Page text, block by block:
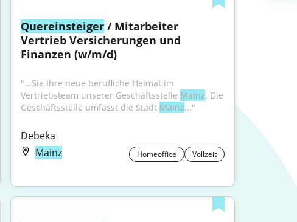
Quereinsteiger / Mitarbeiter
Vertrieb Versicherungen und
Finanzen (w/m/d)
"...Sie Ihre neue berufliche Heimat im
Vertriebsteam unserer Geschäftsstelle Mainz. Die
Geschäftsstelle umfasst die Stadt Mainz..."
Debeka
Mainz
Homeoffice Vollzeit